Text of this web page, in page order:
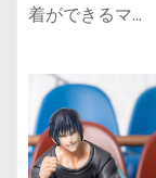
着ができるマ…